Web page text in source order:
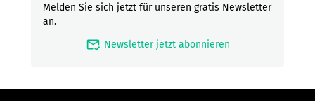
Melden Sie sich jetzt für unseren gratis Newsletter
an.
mark_email_read Newsletter jetzt abonnieren